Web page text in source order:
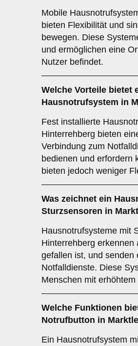
Mobile
bieten Flexibilität und
bewegen. Diese
und ermöglichen eine
Nutzer befindet.
Welche Vorteile bietet
Hausnotrufsystem in
Fest installierte
Hinterrehberg bieten
Verbindung zum
bedienen und erfordern
bieten jedoch weniger
Was zeichnet ein
Sturzsensoren in
Hausnotrufsysteme mit
Hinterrehberg
gefallen ist, und senden
Notfalldienste. Diese
Menschen mit
Welche Funktionen
Notrufbutton in
Ein Hausnotrufsystem